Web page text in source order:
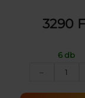
3290
6 db
–
DIA-